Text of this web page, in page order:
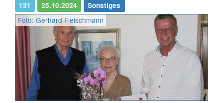
131 25.10.2024 Sonstiges
Foto: Gerhard Fleischmann